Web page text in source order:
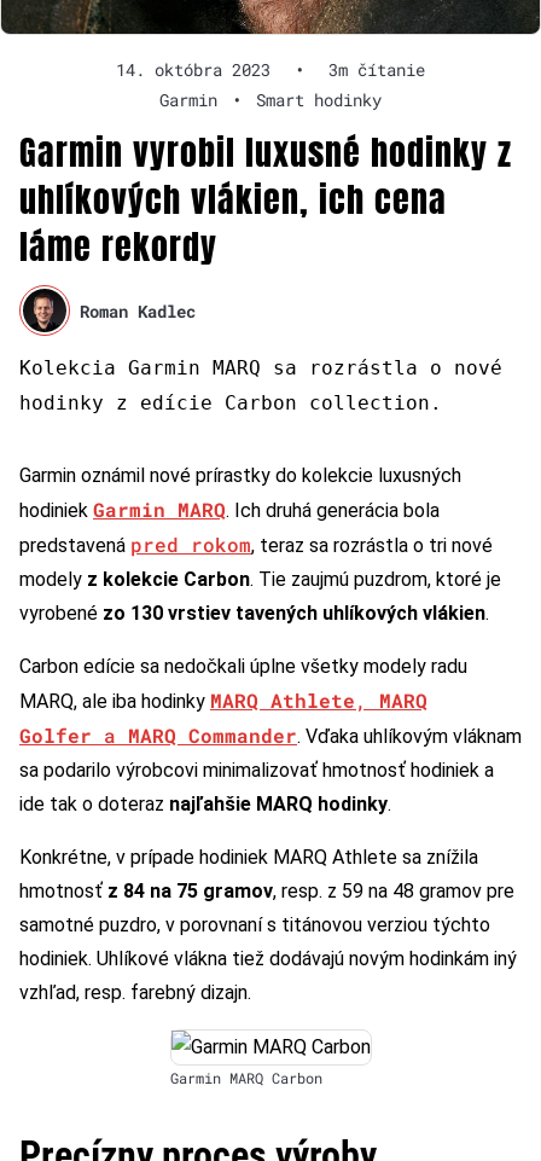
14. októbra 2023 •
3m čítanie
Garmin
• Smart hodinky
Garmin vyrobil luxusné hodinky z
uhlíkových vlákien, ich cena
láme rekordy
Roman Kadlec
Kolekcia Garmin MARQ sa rozrástla o nové
hodinky z edície Carbon collection.
Garmin oznámil nové prírastky do kolekcie luxusných
hodiniek Garmin MARQ. Ich druhá generácia bola
predstavená pred rokom, teraz sa rozrástla o tri nové
modely z kolekcie Carbon. Tie zaujmú puzdrom, ktoré je
vyrobené zo 130 vrstiev tavených uhlíkových vlákien.
Carbon edície sa nedočkali úplne všetky modely radu
MARQ, ale iba hodinky MARQ Athlete, MARQ
Golfer a MARQ Commander. Vďaka uhlíkovým vláknam
sa podarilo výrobcovi minimalizovať hmotnosť hodiniek a
ide tak o doteraz najľahšie MARQ hodinky.
Konkrétne, v prípade hodiniek MARQ Athlete sa znížila
hmotnosť z 84 na 75 gramov, resp. z 59 na 48 gramov pre
samotné puzdro, v porovnaní s titánovou verziou týchto
hodiniek. Uhlíkové vlákna tiež dodávajú novým hodinkám iný
vzhľad, resp. farebný dizajn.
Garmin MARQ Carbon